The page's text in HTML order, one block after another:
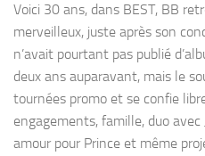
Voici 30 ans, dans BEST, BB
merveilleux, juste après son
n’avait pourtant pas publié
deux ans auparavant, mais le
tournées promo et se confie
engagements, famille, duo
amour pour Prince et même